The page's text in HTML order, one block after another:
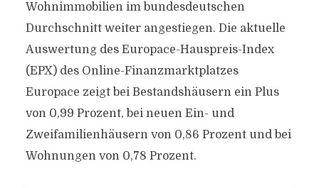
Wohnimmobilien im bundesdeutschen
Durchschnitt weiter angestiegen. Die aktuelle
Auswertung des Europace-Hauspreis-Index
(EPX) des Online-Finanzmarktplatzes
Europace zeigt bei Bestandshäusern ein Plus
von 0,99 Prozent, bei neuen Ein- und
Zweifamilienhäusern von 0,86 Prozent und bei
Wohnungen von 0,78 Prozent.